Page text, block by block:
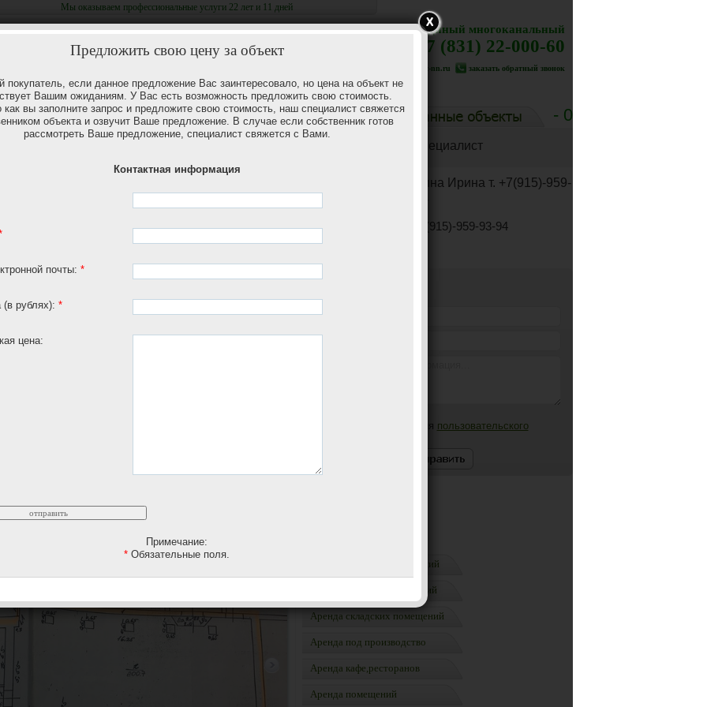
Мы оказываем профессиональные услуги 22 лет и 11 дней
Единый многоканальный
+7 (831) 22-000-60
www.c-nn.ru заказать обратный звонок
- 0
Предложить свою цену за объект
покупатель, если данное предложение Вас заинтересовало, но цена на объект не
Вашим ожиданиям. У Вас есть возможность предложить свою стоимость.
как вы заполните запрос и предложите свою стоимость, наш специалист свяжется
объекта и озвучит Ваше предложение. В случае если собственник готов
рассмотреть Ваше предложение, специалист свяжется с Вами.
Контактная информация
почты: *
рублях): *
цена:
Примечание:
* Обязательные поля.
X
районе
кв.м.
Автозаводском районе на ул. Сазанова. 1 этаж жилого
Торговый зал 200,7 м2 с колоннами, несущих
174,7 м2. ВЫделенная мощность более 50 кВт.
физическое лицо. 60 м2 занимает ПВЗ, остальные
Ответственный специалист
Биткина Ирина т. +7(915)-959-
+7(915)-959-93-94
Я принимаю условия пользовательского
Аренда офисных помещений
Аренда торгоых помещений
Аренда складских помещений
Аренда под производство
Аренда кафе,ресторанов
Аренда помещений